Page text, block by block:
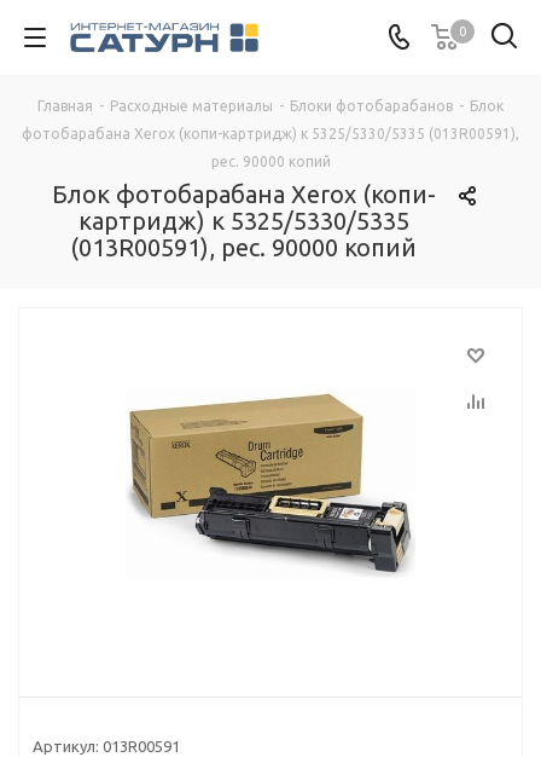
0
Главная - Расходные материалы - Блоки фотобарабанов - Блок
фотобарабана Xerox (копи-картридж) к 5325/5330/5335 (013R00591),
рес. 90000 копий
Блок фотобарабана Xerox (копи-
картридж) к 5325/5330/5335
(013R00591), рес. 90000 копий
Артикул: 013R00591